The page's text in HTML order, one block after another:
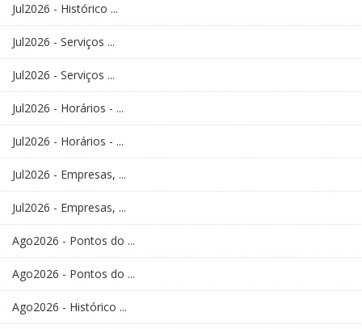
Jul2026 - Histórico ...
Jul2026 - Serviços ...
Jul2026 - Serviços ...
Jul2026 - Horários - ...
Jul2026 - Horários - ...
Jul2026 - Empresas, ...
Jul2026 - Empresas, ...
Ago2026 - Pontos do ...
Ago2026 - Pontos do ...
Ago2026 - Histórico ...